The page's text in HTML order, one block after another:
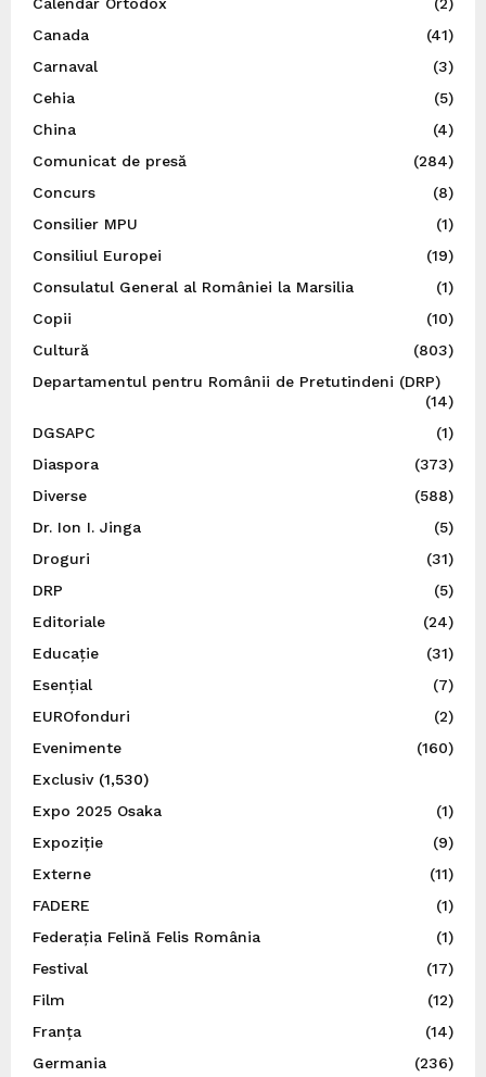
Canada
(41)
Carnaval
(3)
Cehia
(5)
China
(4)
Comunicat de presă
(284)
Concurs
(8)
Consilier MPU
(1)
Consiliul Europei
(19)
Consulatul General al României la Marsilia
(1)
Copii
(10)
Cultură
(803)
Departamentul pentru Românii de Pretutindeni (DRP)
(14)
DGSAPC
(1)
Diaspora
(373)
Diverse
(588)
Dr. Ion I. Jinga
(5)
Droguri
(31)
DRP
(5)
Editoriale
(24)
Educație
(31)
Esențial
(7)
EUROfonduri
(2)
Evenimente
(160)
Exclusiv(1,530)
Expo 2025 Osaka
(1)
Expoziție
(9)
Externe
(11)
FADERE
(1)
Federația Felină Felis România
(1)
Festival
(17)
Film
(12)
Franța
(14)
Germania
(236)